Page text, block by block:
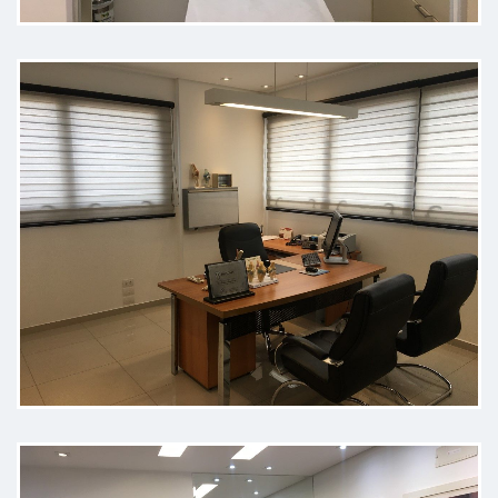
O Dr. Fernando Matos é um
cirurgião impecável, detalhista e
muito humano. Esse padrão se
reflete em suas secretárias, que
oferecem um atendimento
excepcional e acolhedor. Equipe
nota dez!
Paciente